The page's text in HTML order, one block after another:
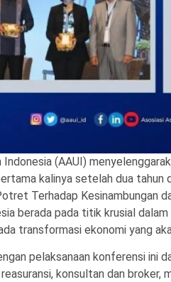
Indonesia (AAUI)
kalinya setelah dua tahun
Terhadap Kesinambungan
berada pada titik krusial
transformasi ekonomi yang
pelaksanaan konferensi
konsultan dan